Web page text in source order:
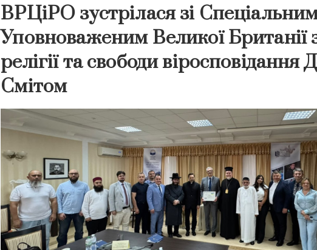
ВРЦіРО зустрілася зі
Уповноваженим Великої Британії
релігії та свободи віросповідання
Смітом